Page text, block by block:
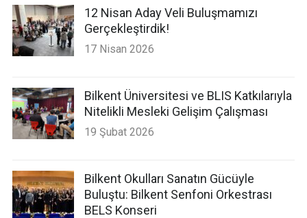
12 Nisan Aday Veli Buluşmamızı
Gerçekleştirdik!
17 Nisan 2026
Bilkent Üniversitesi ve BLIS Katkılarıyla
Nitelikli Mesleki Gelişim Çalışması
19 Şubat 2026
Bilkent Okulları Sanatın Gücüyle
Buluştu: Bilkent Senfoni Orkestrası
BELS Konseri